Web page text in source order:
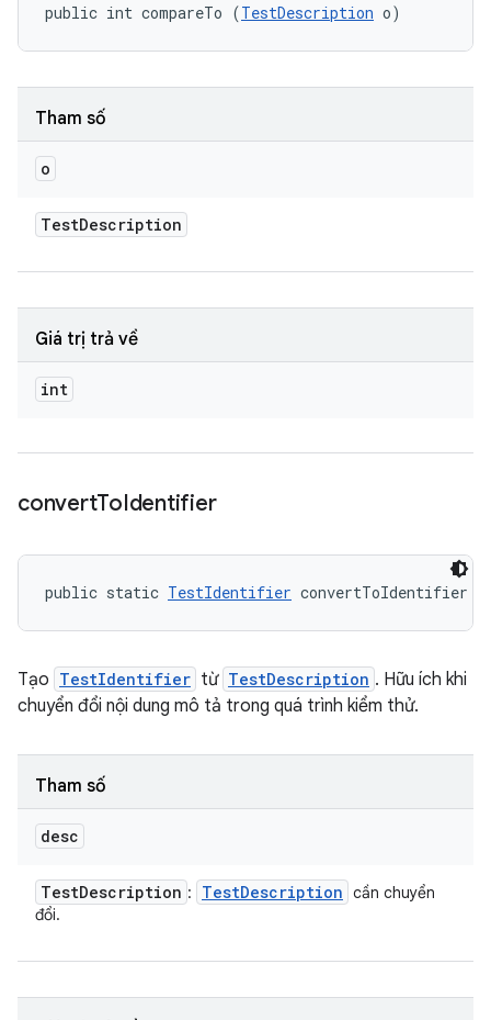
public int compareTo (TestDescription o)
Tham số
o
TestDescription
Giá trị trả về
int
convertToIdentifier
public static TestIdentifier convertToIdentifier (
Tạo TestIdentifier từ TestDescription . Hữu ích khi
chuyển đổi nội dung mô tả trong quá trình kiểm thử.
Tham số
desc
TestDescription : TestDescription cần chuyển
đổi.